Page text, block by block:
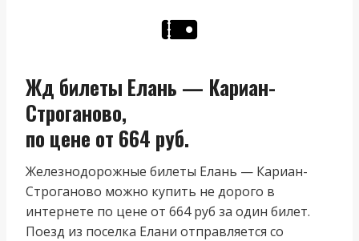
Жд билеты Елань — Кариан-
Строганово,
по цене от 664 руб.
Железнодорожные билеты Елань — Кариан-
Строганово можно купить не дорого в
интернете по цене от 664 руб за один билет.
Поезд из поселка Елани отправляется со